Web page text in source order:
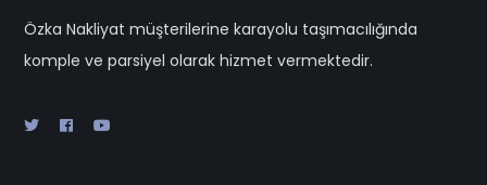
Özka Nakliyat müşterilerine karayolu taşımacılığında
komple ve parsiyel olarak hizmet vermektedir.